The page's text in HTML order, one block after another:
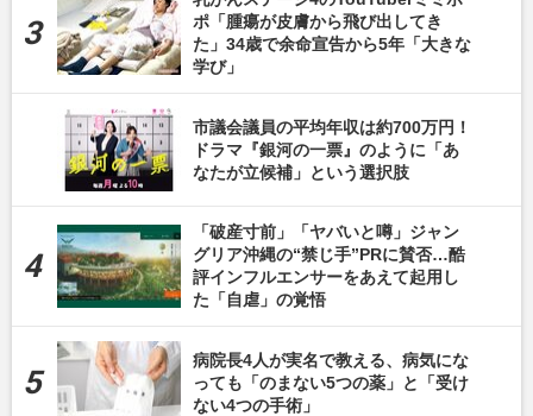
ポ「腫瘍が皮膚から飛び出してき
た」34歳で余命宣告から5年「大きな
学び」
市議会議員の平均年収は約700万円！
ドラマ『銀河の一票』のように「あ
なたが立候補」という選択肢
「破産寸前」「ヤバいと噂」ジャン
グリア沖縄の“禁じ手”PRに賛否…酷
評インフルエンサーをあえて起用し
た「自虐」の覚悟
病院長4人が実名で教える、病気にな
っても「のまない5つの薬」と「受け
ない4つの手術」